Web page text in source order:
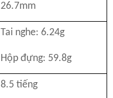
26.7mm
Tai nghe: 6.24g
Hộp đựng: 59.8g
8.5 tiếng